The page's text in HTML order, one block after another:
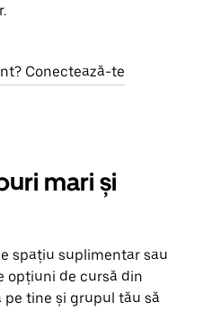
Conectează-te
mari și
spațiu suplimentar sau
opțiuni de cursă din
pe tine și grupul tău să